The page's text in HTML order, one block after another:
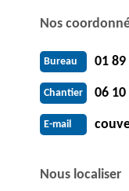
Nos
Bureau 01 89
Chantier 06 10
E-mail
Nous localiser